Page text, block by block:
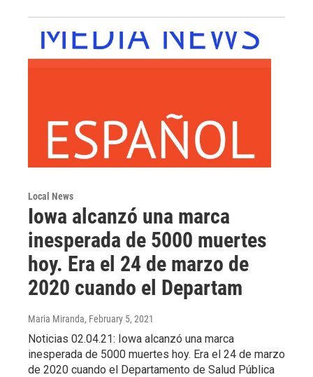
Local News
Iowa alcanzó una marca
inesperada de 5000 muertes
hoy. Era el 24 de marzo de
2020 cuando el Departam
Maria Miranda, February 5, 2021
Noticias 02.04.21: Iowa alcanzó una marca
inesperada de 5000 muertes hoy. Era el 24 de marzo
de 2020 cuando el Departamento de Salud Pública